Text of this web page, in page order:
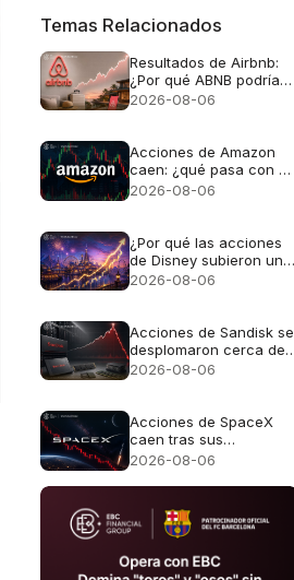
Temas Relacionados
Resultados de Airbnb:
¿Por qué ABNB podría
seguir cayendo incluso
2026-08-06
Acciones de Amazon
caen: ¿qué pasa con el
gigante en bolsa?
2026-08-06
¿Por qué las acciones
de Disney subieron un
3,7% a pesar de no
2026-08-06
Acciones de Sandisk se
desplomaron cerca de
13% a pesar de los
2026-08-06
Acciones de SpaceX
caen tras sus
resultados:
2026-08-06